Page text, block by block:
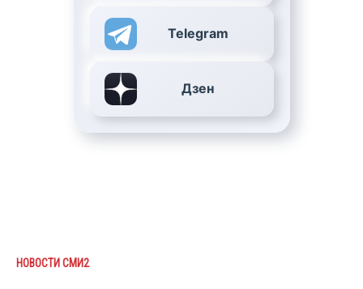
Telegram
Дзен
НОВОСТИ СМИ2